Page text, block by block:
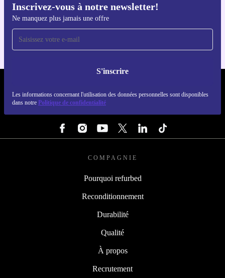
Inscrivez-vous à notre newsletter!
Ne manquez plus jamais une offre
S'inscrire
Les informations concernant l'utilisation des données personnelles sont disponibles
dans notre Politique de confidentialité
Téléchargez l'application refurbed
Pour iOS et Android
COMPAGNIE
Pourquoi refurbed
Reconditionnement
Durabilité
Qualité
À propos
Recrutement